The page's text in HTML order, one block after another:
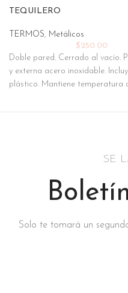
TEQUILERO
TERMOS, Metálicos
$250.00
Doble pared. Cerrado al vacío.
y externa acero inoxidable.
plástico. Mantiene temperatura
SE
Solo te tomará un